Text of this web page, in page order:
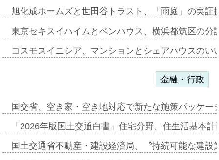
旭化成ホームズと世田谷トラスト、「雨庭」の実
東京セキスイハイムとベンハウス、横浜都筑区の
コスモスイニシア、マンションとシェアハウスの
金融・行政
国交省、空き家・空き地対応で新たな施策パッケ
「2026年版国土交通白書」住宅分野、住生活基本
国土交通省不動産・建設経済局、〝持続可能な建